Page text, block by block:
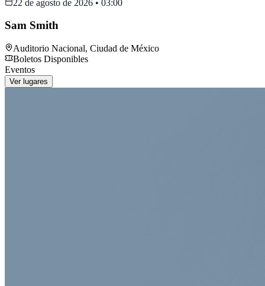
22 de agosto de 2026 • 03:00
Sam Smith
Auditorio Nacional, Ciudad de México
Boletos Disponibles
Eventos
Ver lugares